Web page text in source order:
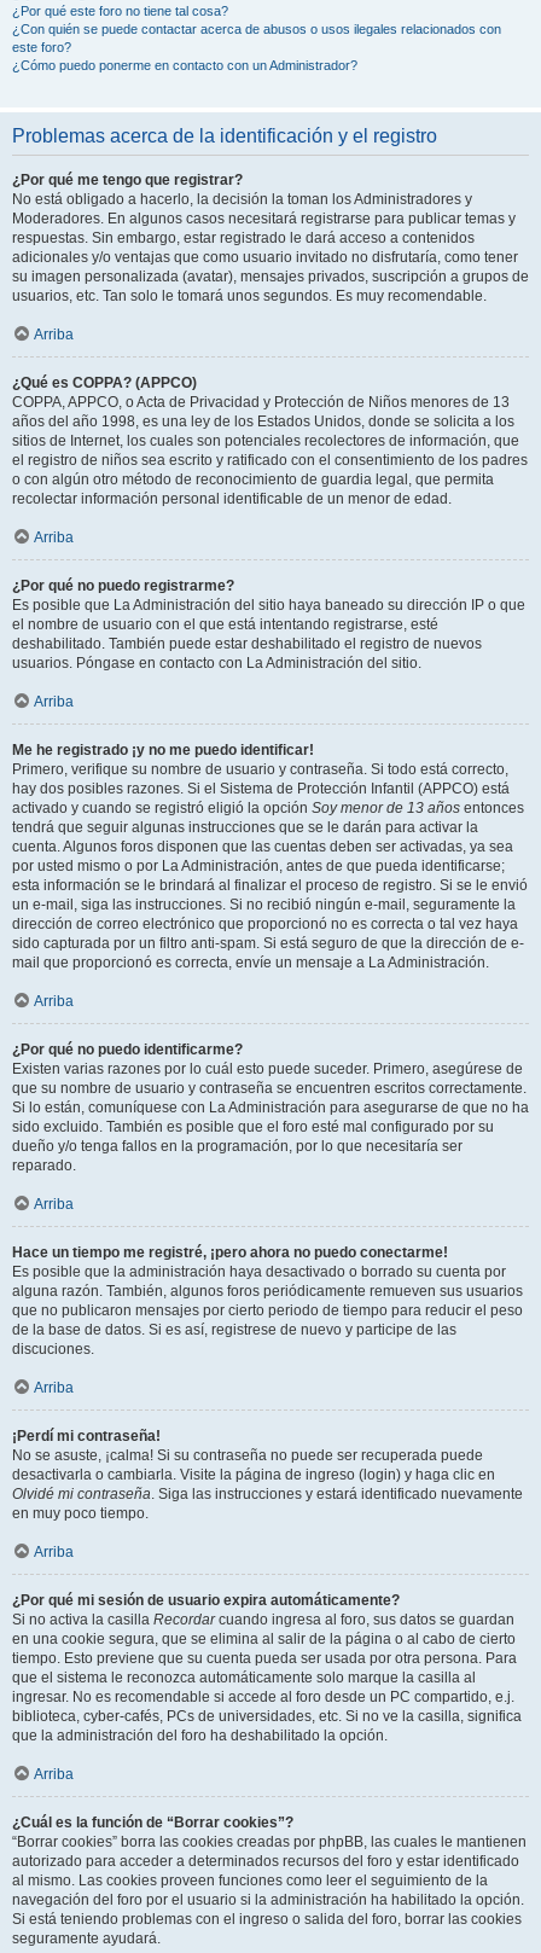
¿Por qué este foro no tiene tal cosa?
¿Con quién se puede contactar acerca de abusos o usos ilegales relacionados con
este foro?
¿Cómo puedo ponerme en contacto con un Administrador?
Problemas acerca de la identificación y el registro
¿Por qué me tengo que registrar?
No está obligado a hacerlo, la decisión la toman los Administradores y
Moderadores. En algunos casos necesitará registrarse para publicar temas y
respuestas. Sin embargo, estar registrado le dará acceso a contenidos
adicionales y/o ventajas que como usuario invitado no disfrutaría, como tener
su imagen personalizada (avatar), mensajes privados, suscripción a grupos de
usuarios, etc. Tan solo le tomará unos segundos. Es muy recomendable.
Arriba
¿Qué es COPPA? (APPCO)
COPPA, APPCO, o Acta de Privacidad y Protección de Niños menores de 13
años del año 1998, es una ley de los Estados Unidos, donde se solicita a los
sitios de Internet, los cuales son potenciales recolectores de información, que
el registro de niños sea escrito y ratificado con el consentimiento de los padres
o con algún otro método de reconocimiento de guardia legal, que permita
recolectar información personal identificable de un menor de edad.
Arriba
¿Por qué no puedo registrarme?
Es posible que La Administración del sitio haya baneado su dirección IP o que
el nombre de usuario con el que está intentando registrarse, esté
deshabilitado. También puede estar deshabilitado el registro de nuevos
usuarios. Póngase en contacto con La Administración del sitio.
Arriba
Me he registrado ¡y no me puedo identificar!
Primero, verifique su nombre de usuario y contraseña. Si todo está correcto,
hay dos posibles razones. Si el Sistema de Protección Infantil (APPCO) está
activado y cuando se registró eligió la opción Soy menor de 13 años entonces
tendrá que seguir algunas instrucciones que se le darán para activar la
cuenta. Algunos foros disponen que las cuentas deben ser activadas, ya sea
por usted mismo o por La Administración, antes de que pueda identificarse;
esta información se le brindará al finalizar el proceso de registro. Si se le envió
un e-mail, siga las instrucciones. Si no recibió ningún e-mail, seguramente la
dirección de correo electrónico que proporcionó no es correcta o tal vez haya
sido capturada por un filtro anti-spam. Si está seguro de que la dirección de e-
mail que proporcionó es correcta, envíe un mensaje a La Administración.
Arriba
¿Por qué no puedo identificarme?
Existen varias razones por lo cuál esto puede suceder. Primero, asegúrese de
que su nombre de usuario y contraseña se encuentren escritos correctamente.
Si lo están, comuníquese con La Administración para asegurarse de que no ha
sido excluido. También es posible que el foro esté mal configurado por su
dueño y/o tenga fallos en la programación, por lo que necesitaría ser
reparado.
Arriba
Hace un tiempo me registré, ¡pero ahora no puedo conectarme!
Es posible que la administración haya desactivado o borrado su cuenta por
alguna razón. También, algunos foros periódicamente remueven sus usuarios
que no publicaron mensajes por cierto periodo de tiempo para reducir el peso
de la base de datos. Si es así, registrese de nuevo y participe de las
discuciones.
Arriba
¡Perdí mi contraseña!
No se asuste, ¡calma! Si su contraseña no puede ser recuperada puede
desactivarla o cambiarla. Visite la página de ingreso (login) y haga clic en
Olvidé mi contraseña. Siga las instrucciones y estará identificado nuevamente
en muy poco tiempo.
Arriba
¿Por qué mi sesión de usuario expira automáticamente?
Si no activa la casilla Recordarcuando ingresa al foro, sus datos se guardan
en una cookie segura, que se elimina al salir de la página o al cabo de cierto
tiempo. Esto previene que su cuenta pueda ser usada por otra persona. Para
que el sistema le reconozca automáticamente solo marque la casilla al
ingresar. No es recomendable si accede al foro desde un PC compartido, e.j.
biblioteca, cyber-cafés, PCs de universidades, etc. Si no ve la casilla, significa
que la administración del foro ha deshabilitado la opción.
Arriba
¿Cuál es la función de “Borrar cookies”?
“Borrar cookies” borra las cookies creadas por phpBB, las cuales le mantienen
autorizado para acceder a determinados recursos del foro y estar identificado
al mismo. Las cookies proveen funciones como leer el seguimiento de la
navegación del foro por el usuario si la administración ha habilitado la opción.
Si está teniendo problemas con el ingreso o salida del foro, borrar las cookies
seguramente ayudará.